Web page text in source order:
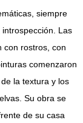
siempre
Las
con rostros, con
comenzaron
la textura y los
Su obra se
de su casa